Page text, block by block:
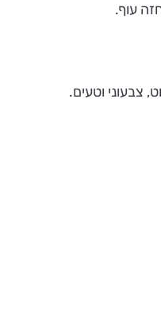
עוף.
צבעוני וטעים.